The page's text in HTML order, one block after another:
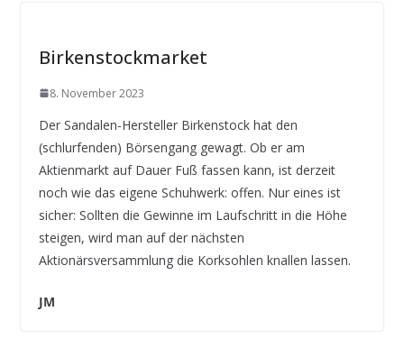
Birkenstockmarket
8. November 2023
Der Sandalen-Hersteller Birkenstock hat den
(schlurfenden) Börsengang gewagt. Ob er am
Aktienmarkt auf Dauer Fuß fassen kann, ist derzeit
noch wie das eigene Schuhwerk: offen. Nur eines ist
sicher: Sollten die Gewinne im Laufschritt in die Höhe
steigen, wird man auf der nächsten
Aktionärsversammlung die Korksohlen knallen lassen.
JM